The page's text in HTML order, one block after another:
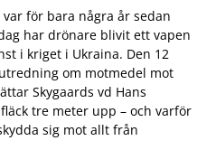
för bara några år sedan
har drönare blivit ett vapen
i kriget i Ukraina. Den 12
om motmedel mot
Skygaards vd Hans
tre meter upp – och varför
sig mot allt från